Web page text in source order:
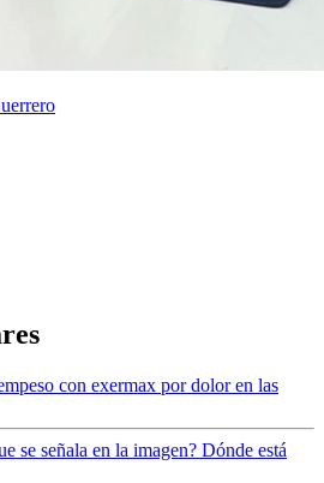
con exermax por dolor en las
se señala en la imagen? Dónde está